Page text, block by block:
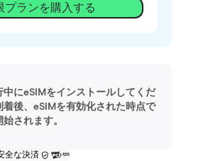
プランを購入する
中にeSIMをインストールしてくだ
着後、eSIMを有効化された時点で
されます。
全な決済